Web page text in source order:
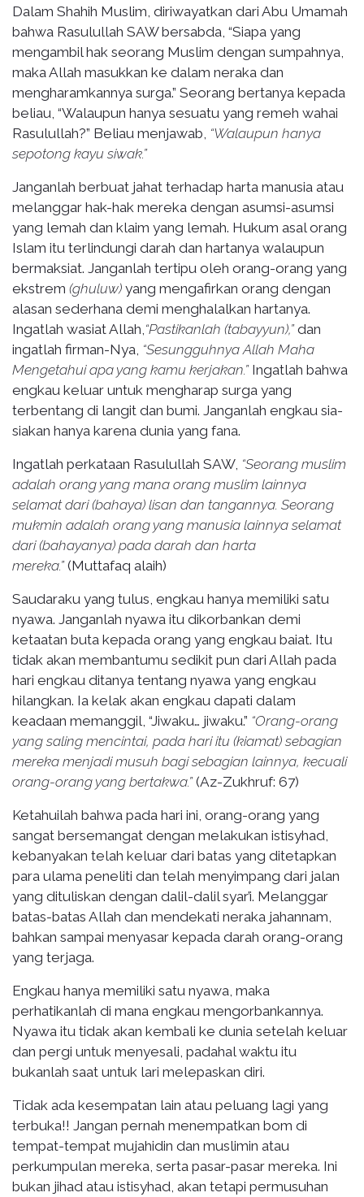
Dalam Shahih Muslim, diriwayatkan dari Abu Umamah
bahwa Rasulullah SAW bersabda, “Siapa yang
mengambil hak seorang Muslim dengan sumpahnya,
maka Allah masukkan ke dalam neraka dan
mengharamkannya surga.” Seorang bertanya kepada
beliau, “Walaupun hanya sesuatu yang remeh wahai
Rasulullah?” Beliau menjawab, “Walaupun hanya
sepotong kayu siwak.”
Janganlah berbuat jahat terhadap harta manusia atau
melanggar hak-hak mereka dengan asumsi-asumsi
yang lemah dan klaim yang lemah. Hukum asal orang
Islam itu terlindungi darah dan hartanya walaupun
bermaksiat. Janganlah tertipu oleh orang-orang yang
ekstrem (ghuluw) yang mengafirkan orang dengan
alasan sederhana demi menghalalkan hartanya.
Ingatlah wasiat Allah, “Pastikanlah (tabayyun),”dan
ingatlah firman-Nya, “Sesungguhnya Allah Maha
Mengetahui apa yang kamu kerjakan.”Ingatlah bahwa
engkau keluar untuk mengharap surga yang
terbentang di langit dan bumi. Janganlah engkau sia-
siakan hanya karena dunia yang fana.
Ingatlah perkataan Rasulullah SAW, “Seorang muslim
adalah orang yang mana orang muslim lainnya
selamat dari (bahaya) lisan dan tangannya. Seorang
mukmin adalah orang yang manusia lainnya selamat
dari (bahayanya) pada darah dan harta
mereka.”(Muttafaq alaih)
Saudaraku yang tulus, engkau hanya memiliki satu
nyawa. Janganlah nyawa itu dikorbankan demi
ketaatan buta kepada orang yang engkau baiat. Itu
tidak akan membantumu sedikit pun dari Allah pada
hari engkau ditanya tentang nyawa yang engkau
hilangkan. Ia kelak akan engkau dapati dalam
keadaan memanggil, “Jiwaku… jiwaku.” “Orang-orang
yang saling mencintai, pada hari itu (kiamat) sebagian
mereka menjadi musuh bagi sebagian lainnya, kecuali
orang-orang yang bertakwa.”(Az-Zukhruf: 67)
Ketahuilah bahwa pada hari ini, orang-orang yang
sangat bersemangat dengan melakukan istisyhad,
kebanyakan telah keluar dari batas yang ditetapkan
para ulama peneliti dan telah menyimpang dari jalan
yang dituliskan dengan dalil-dalil syar’i. Melanggar
batas-batas Allah dan mendekati neraka jahannam,
bahkan sampai menyasar kepada darah orang-orang
yang terjaga.
Engkau hanya memiliki satu nyawa, maka
perhatikanlah di mana engkau mengorbankannya.
Nyawa itu tidak akan kembali ke dunia setelah keluar
dan pergi untuk menyesali, padahal waktu itu
bukanlah saat untuk lari melepaskan diri.
Tidak ada kesempatan lain atau peluang lagi yang
terbuka!! Jangan pernah menempatkan bom di
tempat-tempat mujahidin dan muslimin atau
perkumpulan mereka, serta pasar-pasar mereka. Ini
bukan jihad atau istisyhad, akan tetapi permusuhan